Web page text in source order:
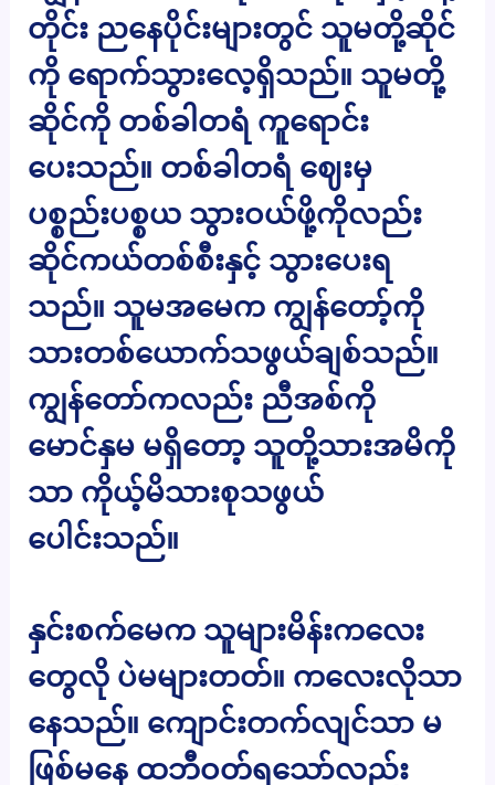
တိုင်း ညနေပိုင်းများတွင် သူမတို့ဆိုင်
ကို ရောက်သွားလေ့ရှိသည်။ သူမတို့
ဆိုင်ကို တစ်ခါတရံ ကူရောင်း
ပေးသည်။ တစ်ခါတရံ ဈေးမှ
ပစ္စည်းပစ္စယ သွားဝယ်ဖို့ကိုလည်း
ဆိုင်ကယ်တစ်စီးနှင့် သွားပေးရ
သည်။ သူမအမေက ကျွန်တော့်ကို
သားတစ်ယောက်သဖွယ်ချစ်သည်။
ကျွန်တော်ကလည်း ညီအစ်ကို
မောင်နှမ မရှိတော့ သူတို့သားအမိကို
သာ ကိုယ့်မိသားစုသဖွယ်
ပေါင်းသည်။
နှင်းစက်မေက သူများမိန်းကလေး
တွေလို ပဲမများတတ်။ ကလေးလိုသာ
နေသည်။ ကျောင်းတက်လျင်သာ မ
ဖြစ်မနေ ထဘီဝတ်ရသော်လည်း